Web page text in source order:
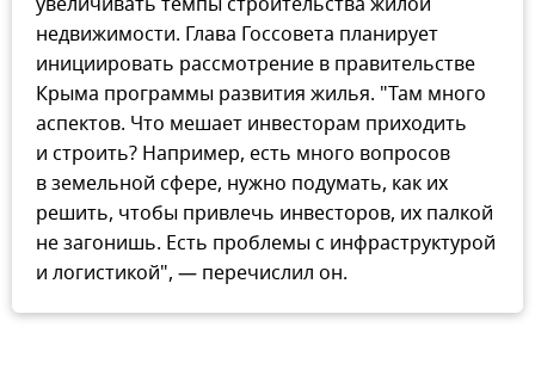
недвижимости. Глава Госсовета планирует
инициировать рассмотрение в правительстве
Крыма программы развития жилья. "Там много
аспектов. Что мешает инвесторам приходить
и строить? Например, есть много вопросов
в земельной сфере, нужно подумать, как их
решить, чтобы привлечь инвесторов, их палкой
не загонишь. Есть проблемы с инфраструктурой
и логистикой", — перечислил он.